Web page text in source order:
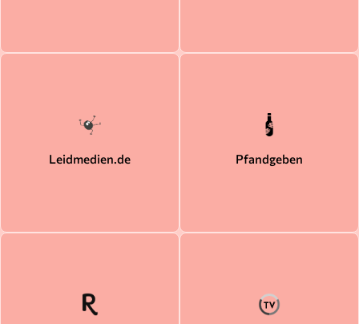
Leidmedien.de Pfandgeben